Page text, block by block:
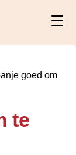
goed om
te